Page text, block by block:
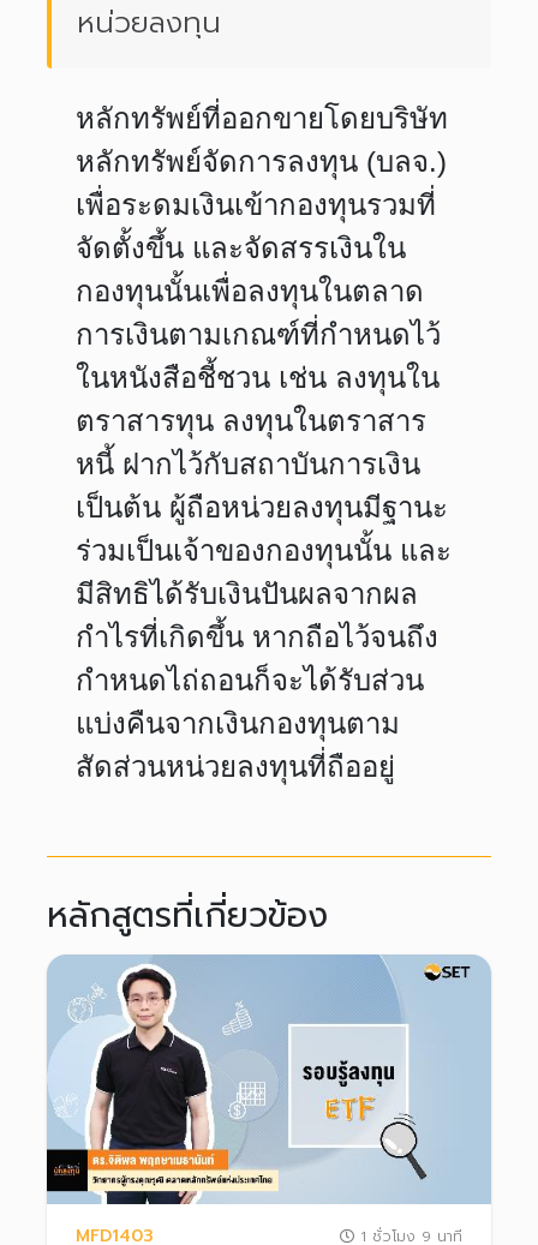
หน่วยลงทุน
หลักทรัพย์ที่ออกขายโดยบริษัท
หลักทรัพย์จัดการลงทุน (บลจ.)
เพื่อระดมเงินเข้ากองทุนรวมที่
จัดตั้งขึ้น และจัดสรรเงินใน
กองทุนนั้นเพื่อลงทุนในตลาด
การเงินตามเกณฑ์ที่กำหนดไว้
ในหนังสือชี้ชวน เช่น ลงทุนใน
ตราสารทุน ลงทุนในตราสาร
หนี้ ฝากไว้กับสถาบันการเงิน
เป็นต้น ผู้ถือหน่วยลงทุนมีฐานะ
ร่วมเป็นเจ้าของกองทุนนั้น และ
มีสิทธิได้รับเงินปันผลจากผล
กำไรที่เกิดขึ้น หากถือไว้จนถึง
กำหนดไถ่ถอนก็จะได้รับส่วน
แบ่งคืนจากเงินกองทุนตาม
สัดส่วนหน่วยลงทุนที่ถืออยู่
หลักสูตรที่เกี่ยวข้อง
MFD1403 1 ชั่วโมง 9 นาที